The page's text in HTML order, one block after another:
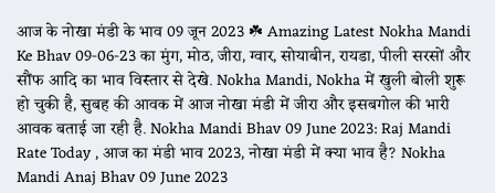
आज के नोखा मंडी के भाव 09 जून 2023 ☘️ Amazing Latest Nokha Mandi
Ke Bhav 09-06-23 का मुंग, मोठ, जीरा, ग्वार, सोयाबीन, रायडा, पीली सरसों और
सौंफ आदि का भाव विस्तार से देखे. Nokha Mandi, Nokha में खुली बोली शुरू
हो चुकी है, सुबह की आवक में आज नोखा मंडी में जीरा और इसबगोल की भारी
आवक बताई जा रही है. Nokha Mandi Bhav 09 June 2023: Raj Mandi
Rate Today , आज का मंडी भाव 2023, नोखा मंडी में क्या भाव है? Nokha
Mandi Anaj Bhav 09 June 2023